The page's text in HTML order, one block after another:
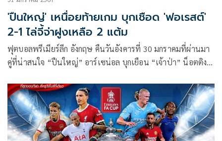
'ปืนใหญ่' เหนื่อยท้ายเกม บุกเชือด 'ฟอเรสต์'
2-1 ไล่จี้จ่าฝูงเหลือ 2 แต้ม
ฟุตบอลพรีเมียร์ลีก อังกฤษ คืนวันอังคารที่ 30 มกราคมที่ผ่านมา
คู่ที่น่าสนใจ “ปืนใหญ่” อาร์เซน่อล บุกเยือน “เจ้าป่า” น็อตติง